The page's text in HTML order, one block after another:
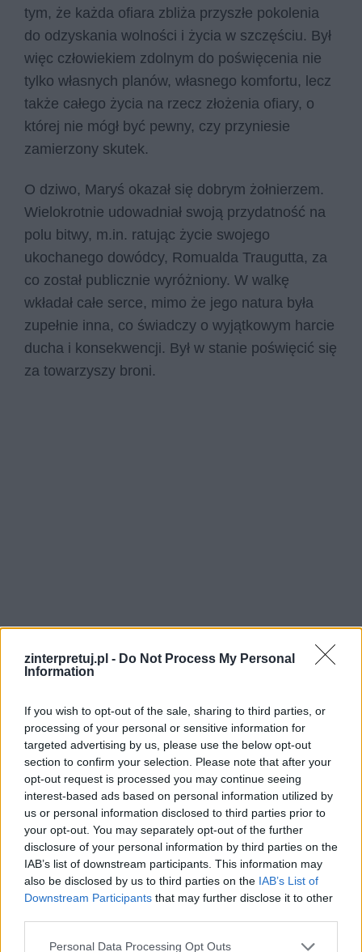
zinterpretuj.pl - Do Not Process My Personal
Information
If you wish to opt-out of the sale, sharing to third parties, or
processing of your personal or sensitive information for
targeted advertising by us, please use the below opt-out
section to confirm your selection. Please note that after your
opt-out request is processed you may continue seeing
interest-based ads based on personal information utilized by
us or personal information disclosed to third parties prior to
your opt-out. You may separately opt-out of the further
disclosure of your personal information by third parties on the
IAB’s list of downstream participants. This information may
also be disclosed by us to third parties on the IAB’s List of
Downstream Participants that may further disclose it to other
Personal Data Processing Opt Outs
tym, że każda ofiara zbliża przyszłe pokolenia
do odzyskania wolności i życia w szczęściu. Był
więc człowiekiem zdolnym do poświęcenia nie
tylko własnych planów, własnego komfortu, lecz
także całego życia na rzecz złożenia ofiary, o
której nie mógł być pewny, czy przyniesie
zamierzony skutek.
O dziwo, Maryś okazał się dobrym żołnierzem.
Wielokrotnie udowadniał swoją przydatność na
polu bitwy, m.in. ratując życie swojego
ukochanego dowódcy, Romualda Traugutta, za
co został publicznie wyróżniony. W walkę
wkładał całe serce, mimo że jego natura była
zupełnie inna, co świadczy o wyjątkowym harcie
ducha i konsekwencji. Był w stanie poświęcić się
za towarzyszy broni.
Zginął w boju, najpierw został ranny w ramię, a
potem zabity przez wojsko rosyjskie w namiocie
dla rannych. W ostatnim geście przed śmiercią,
pamiętał o siostrze i poprosił Traugutta o
przekazanie jej chusteczki umoczonej w jego
krwi.